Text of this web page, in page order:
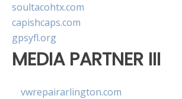
soultacohtx.com
capishcaps.com
gpsyfl.org
MEDIA PARTNER III
vwrepairarlington.com